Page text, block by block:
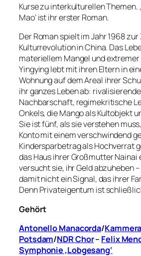
Kurse zu interkulturellen Themen.
Mao‘ ist ihr erster Roman.
Der Roman spielt im Jahr 1968
Kulturrevolution in China. Das
materiellem Mangel und
Yingying lebt mit ihren Eltern in
Wohnung auf dem Areal ihrer
ihr ganzes Leben ab:
Nachbarschaft, regimekritische
Onkels, die Mango als Kultobjekt
Sie ist fünf, als sie verstehen
Konto mit einem verschwindend
Kindersparbetrag als Hochverrat
das Haus ihrer Großmutter Nainai
versucht sie, ihr Geld abzuheben
damit nicht ein Signal, das ihrer
Denn Privateigentum ist
Gehört
Antonello Manacorda/
Potsdam/NDR Chor– Felix
Symphonie ‚Lobgesang‘